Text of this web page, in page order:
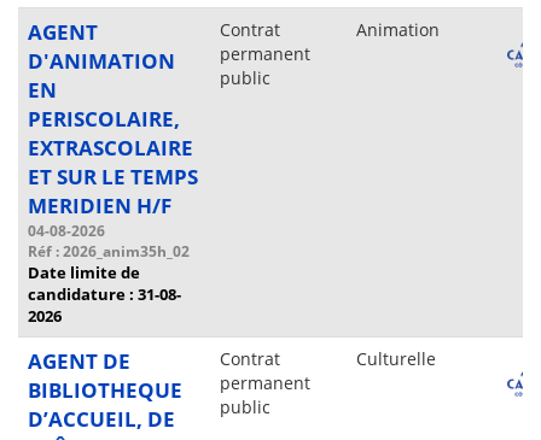
AGENT
D'ANIMATION
EN
PERISCOLAIRE,
EXTRASCOLAIRE
ET SUR LE TEMPS
MERIDIEN H/F
04-08-2026
Réf : 2026_anim35h_02
Date limite de
candidature : 31-08-
2026
Contrat
permanent
public
Animation
AGENT DE
BIBLIOTHEQUE
D’ACCUEIL, DE
Contrat
permanent
public
Culturelle